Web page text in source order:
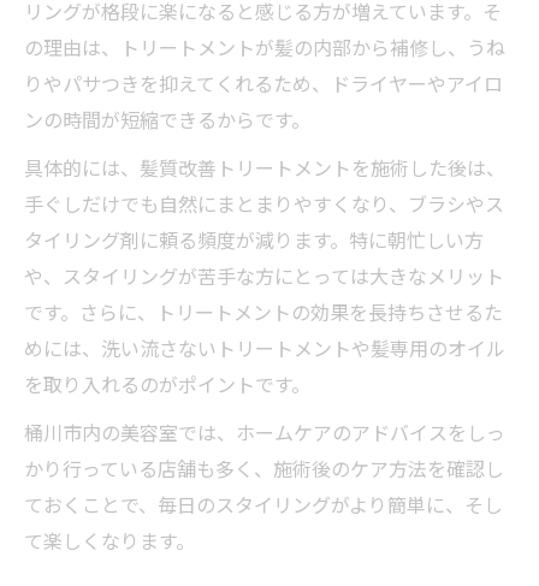
納得できる髪質改善トリートメントの選び
方
イント
髪質改善トリートメント施術後の満足度を
高める方法
髪質改善トリートメントで柔らかい質感を
実現
ホームケアで続く艶髪のポイントを解説
髪質改善トリートメント後のホームケアの
自宅で簡単にできる髪質改善トリートメン
艶髪を保つ髪質改善トリートメントのコツ
リングが格段に楽になると感じる方が増えています。そ
の理由は、トリートメントが髪の内部から補修し、うね
りやパサつきを抑えてくれるため、ドライヤーやアイロ
ンの時間が短縮できるからです。
具体的には、髪質改善トリートメントを施術した後は、
手ぐしだけでも自然にまとまりやすくなり、ブラシやス
タイリング剤に頼る頻度が減ります。特に朝忙しい方
や、スタイリングが苦手な方にとっては大きなメリット
です。さらに、トリートメントの効果を長持ちさせるた
めには、洗い流さないトリートメントや髪専用のオイル
を取り入れるのがポイントです。
桶川市内の美容室では、ホームケアのアドバイスをしっ
かり行っている店舗も多く、施術後のケア方法を確認し
ておくことで、毎日のスタイリングがより簡単に、そし
て楽しくなります。